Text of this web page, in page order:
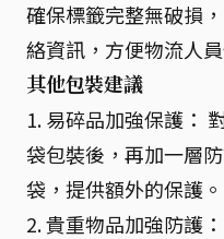
確保標籤完整無破損
絡資訊，方便物流人
其他包裝建議
1. 易碎品加強保護：
袋包裝後，再加一層
袋，提供額外的保護。
2. 貴重物品加強防護